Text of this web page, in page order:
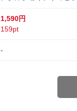
1,590円
159pt
-